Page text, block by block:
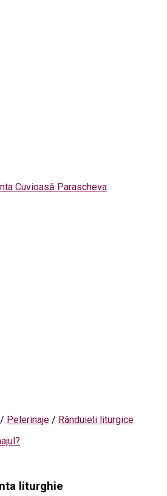
Cuvioasă Parascheva
/ Pelerinaje / Rânduieli liturgice
liturghie